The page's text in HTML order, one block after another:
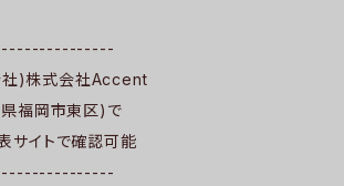
)株式会社Accent
福岡市東区)で
サイトで確認可能